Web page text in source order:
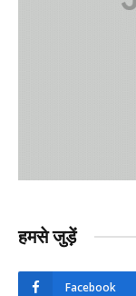
हमसे जुड़ें
Facebook